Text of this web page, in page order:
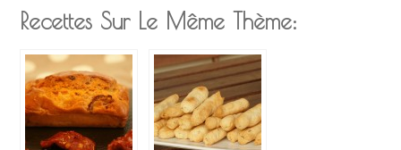
Recettes Sur Le Même Thème: